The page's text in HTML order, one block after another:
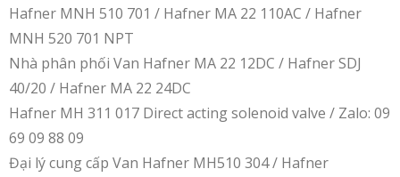
Hafner MNH 510 701 / Hafner MA 22 110AC / Hafner
MNH 520 701 NPT
Nhà phân phối Van Hafner MA 22 12DC / Hafner SDJ
40/20 / Hafner MA 22 24DC
Hafner MH 311 017 Direct acting solenoid valve / Zalo: 09
69 09 88 09
Đại lý cung cấp Van Hafner MH510 304 / Hafner